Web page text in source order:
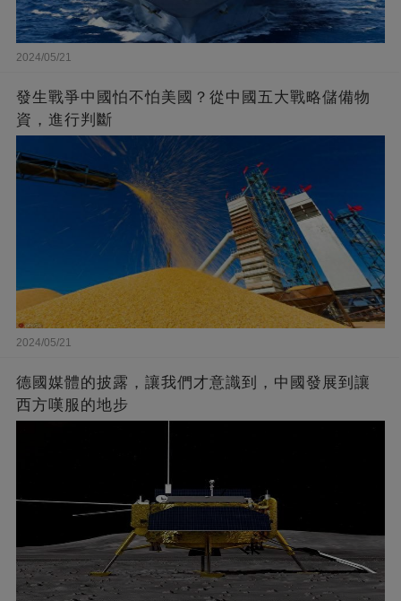
2024/05/21
發生戰爭中國怕不怕美國？從中國五大戰略儲備物
資，進行判斷
2024/05/21
德國媒體的披露，讓我們才意識到，中國發展到讓
西方嘆服的地步